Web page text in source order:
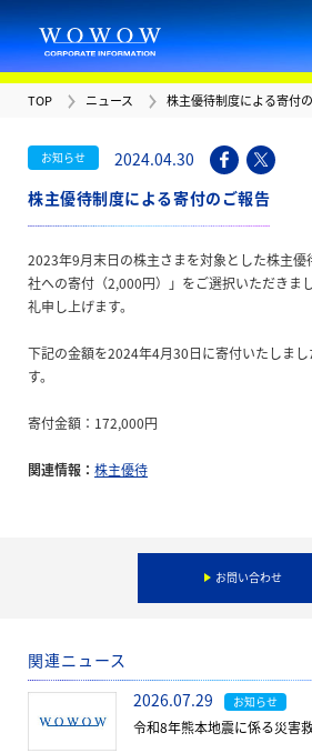
TOP ニュース 株主優待制度による寄付
お知らせ
2024.04.30
株主優待制度による寄付のご報告
2023年9月末日の株主さまを対象とした株主優
社への寄付（2,000円）」をご選択いただきま
礼申し上げます。
下記の金額を2024年4月30日に寄付いたしま
す。
寄付金額：172,000円
関連情報： 株主優待
お問い合わせ
関連ニュース
2026.07.29
お知らせ
令和8年熊本地震に係る災害